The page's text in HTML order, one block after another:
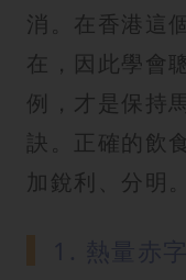
消。在香港這
在，因此學會
例，才是保持
訣。正確的飲
加銳利、分明。